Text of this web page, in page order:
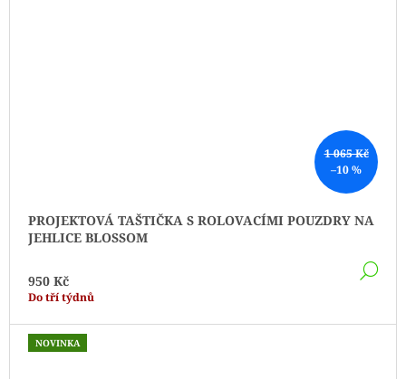
1 065 Kč
–10 %
PROJEKTOVÁ TAŠTIČKA S ROLOVACÍMI POUZDRY NA
JEHLICE BLOSSOM
950 Kč
Do tří týdnů
NOVINKA